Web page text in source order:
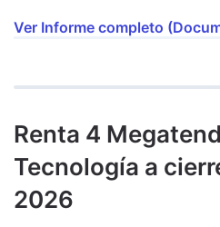
Ver Informe completo
Renta 4
Tecnología a
2026